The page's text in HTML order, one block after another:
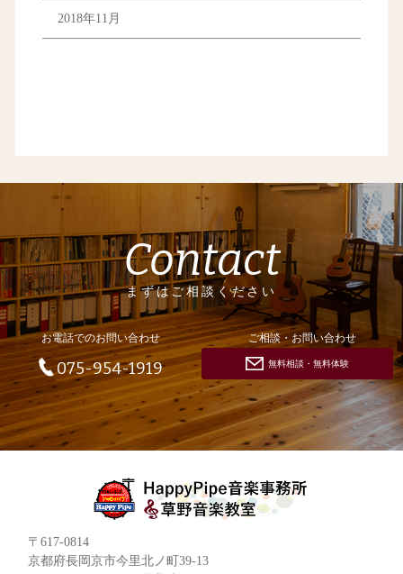
2018年11月
Contact
まずはご相談ください
お電話でのお問い合わせ
075-954-1919
ご相談・お問い合わせ
無料相談・無料体験
〒617-0814
京都府長岡京市今里北ノ町39-13